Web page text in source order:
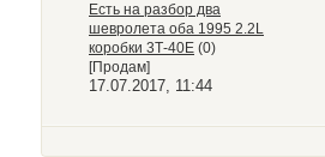
Есть на разбор два
шевролета оба 1995 2.2L
коробки 3Т-40Е (0)
[Продам]
17.07.2017, 11:44